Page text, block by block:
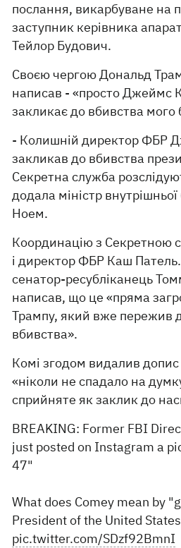
послання, викарбуване на
заступник керівника
Тейлор Будович.
Своєю чергою Дональд
написав - «просто Джеймс
закликає до вбивства мого
- Колишній директор ФБР
закликав до вбивства
Секретна служба
додала міністр внутрішньої
Ноем.
Координацію з Секретною
і директор ФБР Каш
сенатор-ресубліканець
написав, що це «пряма
Трампу, який вже пережив
вбивства».
Комі згодом видалив
«ніколи не спадало на
сприйняте як заклик до
BREAKING: Former FBI
just posted on Instagram a
47"
What does Comey mean by
President of the United
pic.twitter.com/SDzf92BmnI